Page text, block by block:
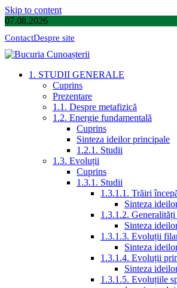
Skip to content
07.08.2026
ContactDespre site
1. STUDII GENERALE
Cuprins
Prezentare
1.1. Despre metafizică
1.2. Energie fundamentală
Cuprins
Sinteza ideilor principale
1.2.1. Studii
1.3. Evoluții
Cuprins
1.3.1. Studii
1.3.1.1. Trăiri
Sinteza
1.3.1.2.
Sinteza
1.3.1.3. Evoluții
Sinteza
1.3.1.4. Evoluții
Sinteza
1.3.1.5. Evoluțiile